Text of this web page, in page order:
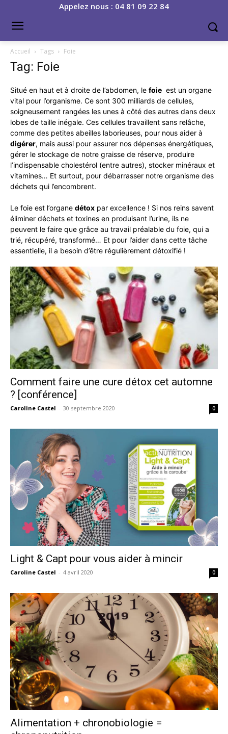
Appelez nous : 04 81 09 22 84
Accueil Tags Foie
Tag: Foie
Situé en haut et à droite de l’abdomen, le foie est un organe
vital pour l’organisme. Ce sont 300 milliards de cellules,
soigneusement rangées les unes à côté des autres dans deux
lobes de taille inégale. Ces cellules travaillent sans relâche,
comme des petites abeilles laborieuses, pour nous aider à
digérer, mais aussi pour assurer nos dépenses énergétiques,
gérer le stockage de notre graisse de réserve, produire
l’indispensable cholestérol (entre autres), stocker minéraux et
vitamines… Et surtout, pour débarrasser notre organisme des
déchets qui l’encombrent.
Le foie est l’organe détox par excellence ! Si nos reins savent
éliminer déchets et toxines en produisant l’urine, ils ne
peuvent le faire que grâce au travail préalable du foie, qui a
trié, récupéré, transformé… Et pour l’aider dans cette tâche
essentielle, il a besoin d’être régulièrement détoxifié !
Comment faire une cure détox cet automne
? [conférence]
Caroline Castel - 30 septembre 2020 0
Light & Capt pour vous aider à mincir
Caroline Castel - 4 avril 2020 0
Alimentation + chronobiologie =